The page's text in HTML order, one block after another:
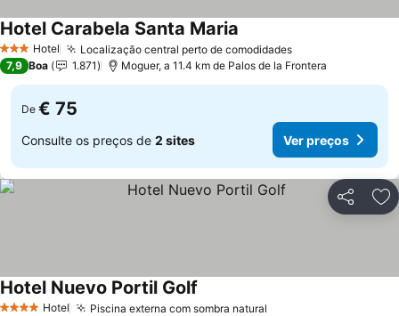
3 EstrelasHotel Localização central perto de comodidades
Hotel Carabela Santa Maria
7,9 Boa 1.871 Moguer, a 11.4 km de Palos de la Frontera
De € 75
Consulte os preços de 2 sites Ver preços
Partilhar
4 EstrelasHotel Piscina externa com sombra natural
Hotel Nuevo Portil Golf